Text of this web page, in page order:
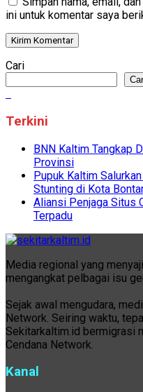
ini untuk komentar saya
Cari
Terkini
BNN Kaltim Tangkap
Provinsi
Pupuk Kaltim
Stunting di Kota
Aliansi Penjaga Situs
Terpadu
Media regional yang
mengangkat pelbagai isu
Sejak awal mengudara,
Network. Seiring waktu,
Sekitarkaltim.id bermigrasi
Cendana Network.
Kanal